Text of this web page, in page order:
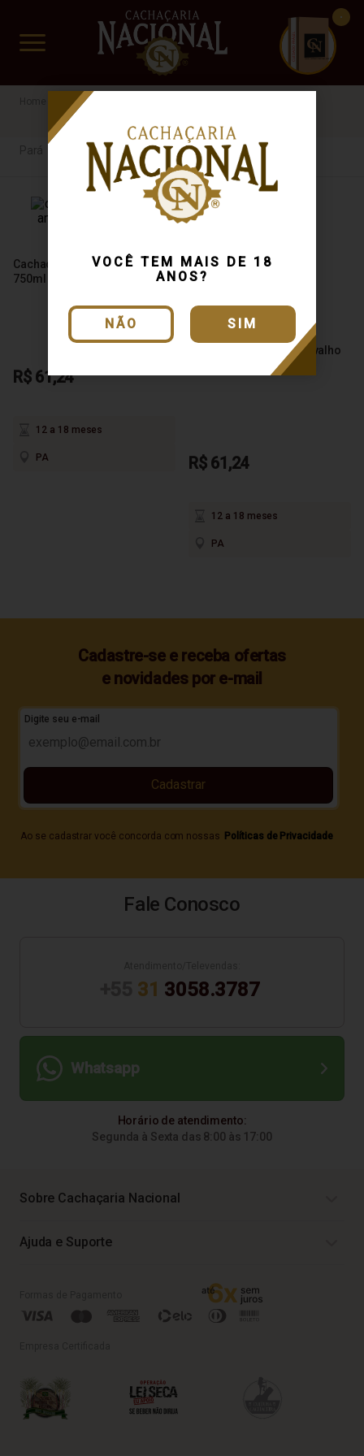
VOCÊ TEM MAIS DE 18
ANOS?
NÃO SIM
www.cachacarianacional.com.br
CUIDADO FRÁGIL
Cachaça
Cachaça Indiazinha Amburana
750ml
R$ 61,24
12 a 18 meses
PA
Cachaça Indiazinha Carvalho
R$ 61,24
12 a 18 meses
PA
Cadastre-se e receba ofertas
e novidades por e-mail
Digite seu e-mail
Ao se cadastrar você concorda com nossas Políticas de Privacidade
Cadastrar
Fale Conosco
31 3058.3787
Whatsapp
Horário de atendimento:
Segunda à Sexta das 8:00 às 17:00
Sobre Cachaçaria Nacional
Ajuda e Suporte